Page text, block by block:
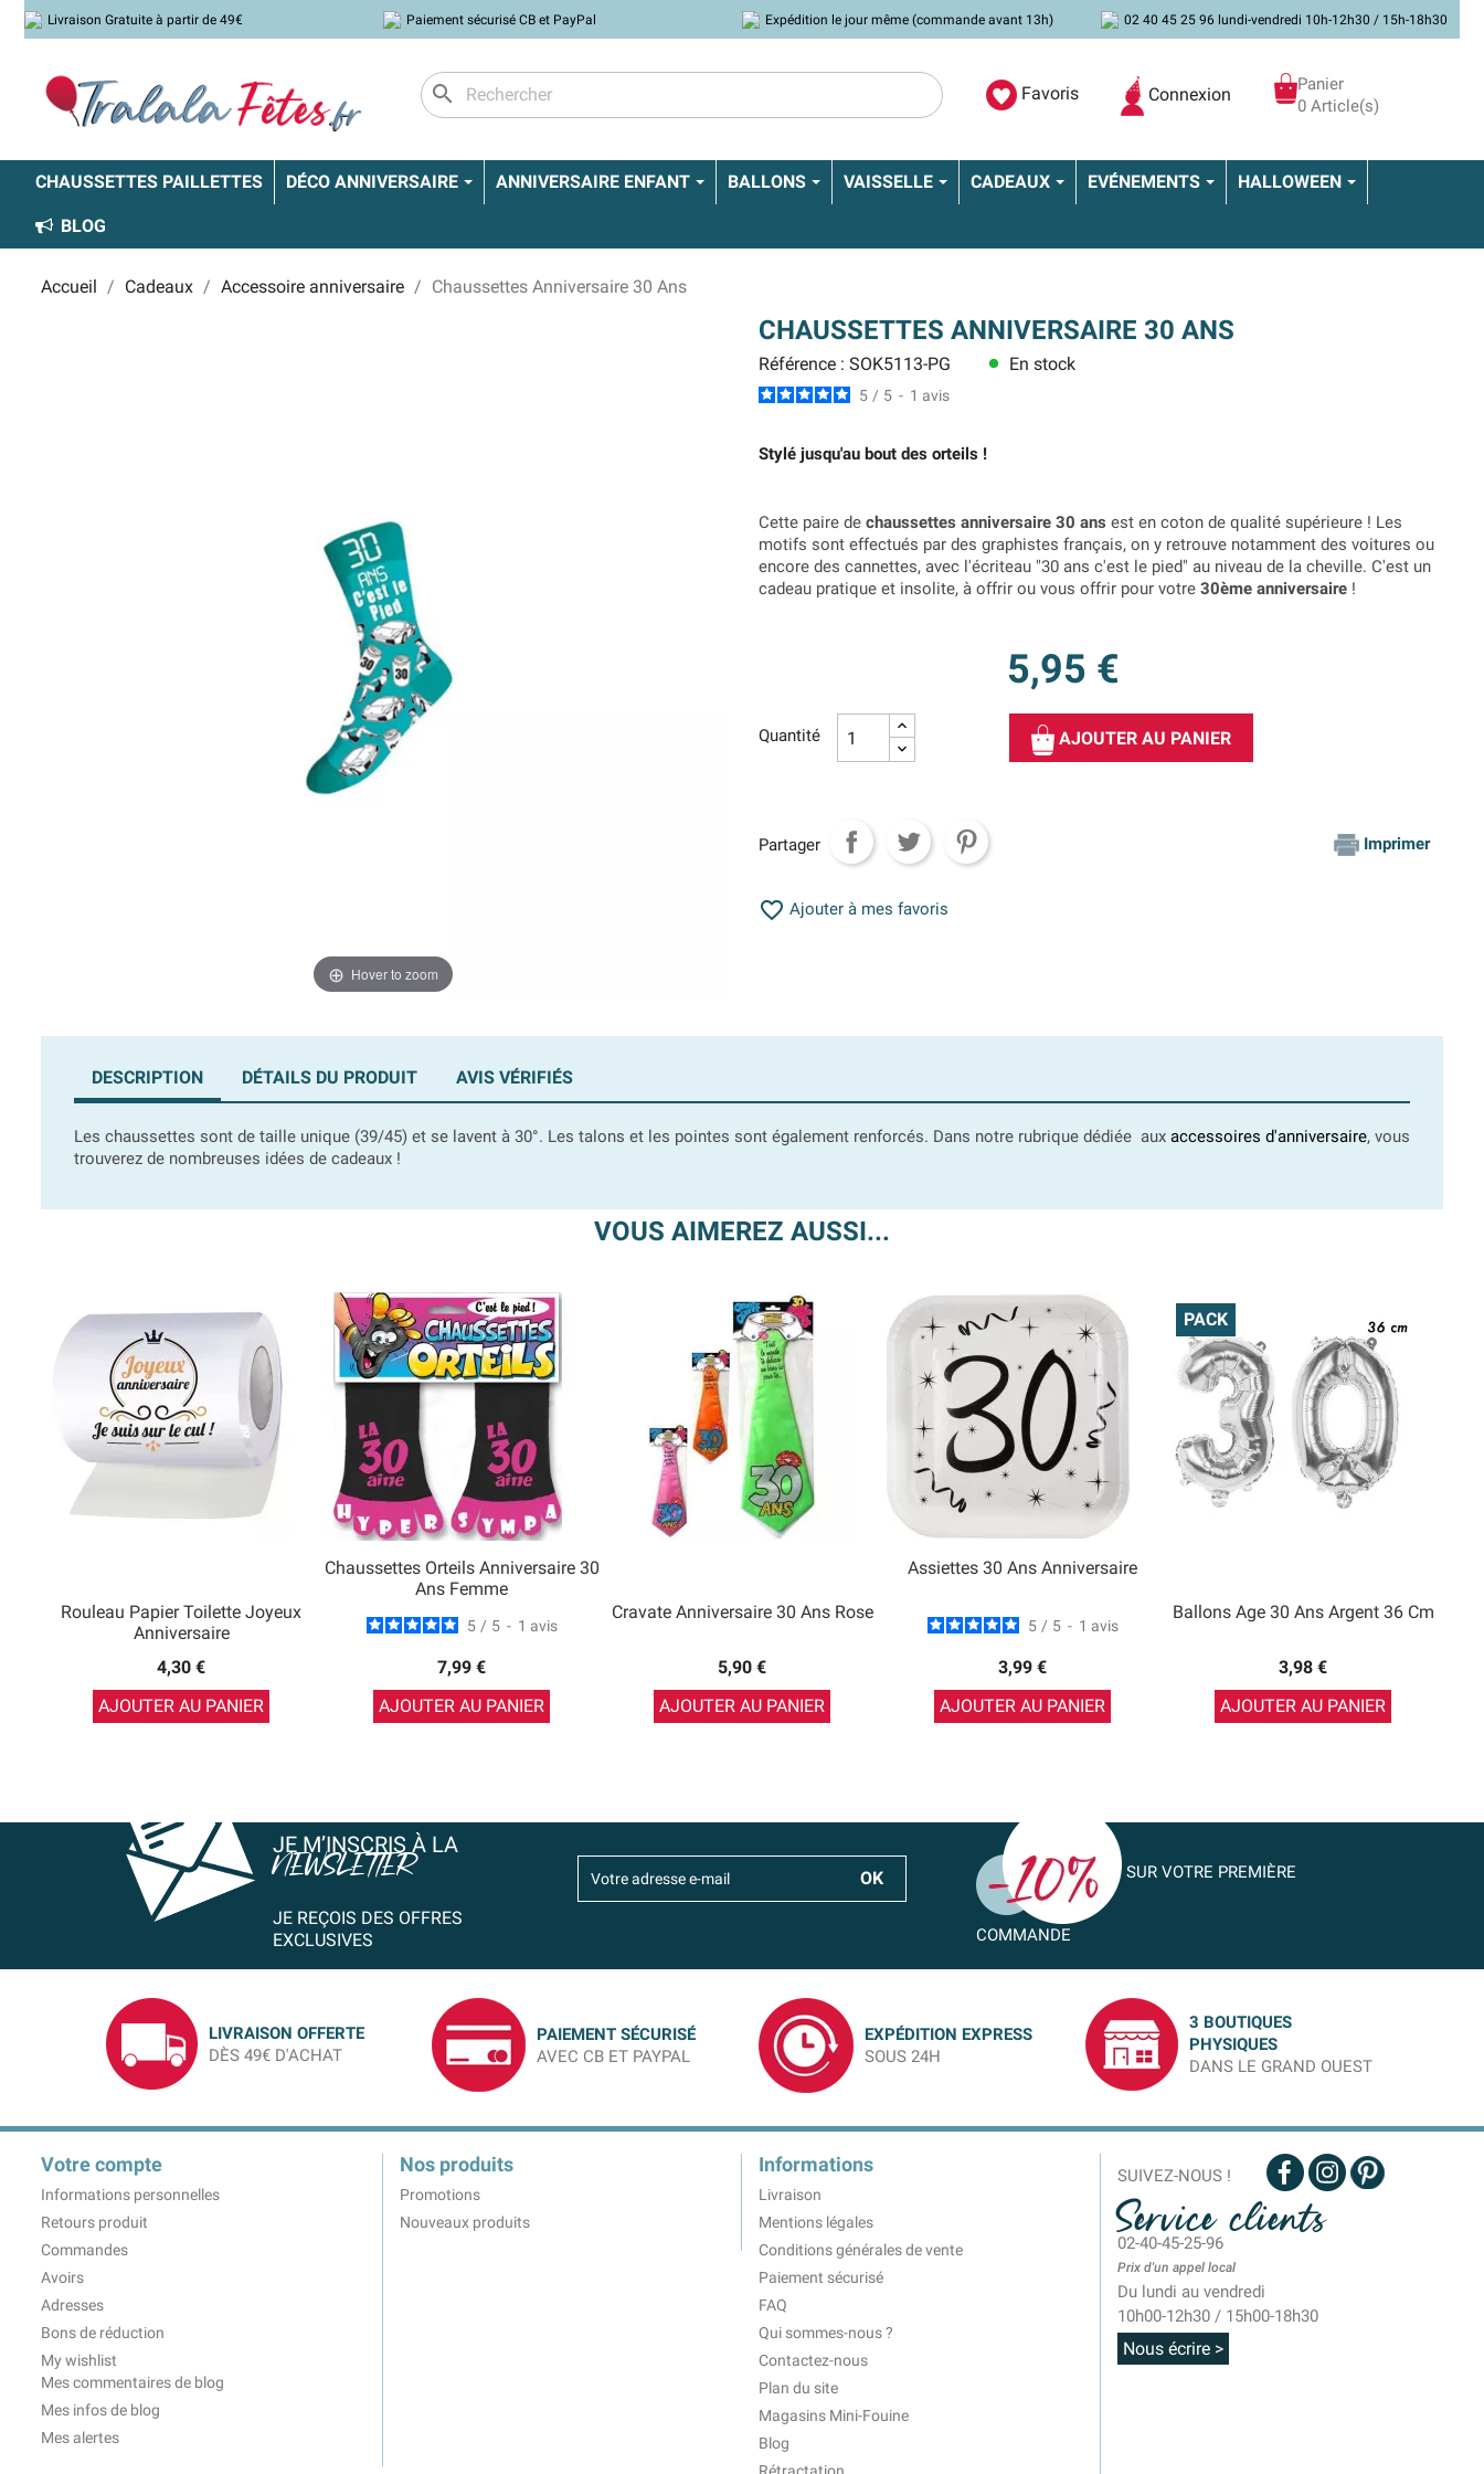
Livraison Gratuite à partir de 49€ Paiement sécurisé CB et PayPal Expédition le jour même (commande avant 13h) 02 40 45 25 96 lundi-vendredi 10h-12h30 / 15h-18h30
search Favoris Connexion
Panier
0 Article(s)
CHAUSSETTES PAILLETTES DÉCO ANNIVERSAIRE ANNIVERSAIRE ENFANT BALLONS VAISSELLE CADEAUX EVÉNEMENTS HALLOWEEN
BLOG
Accueil Cadeaux Accessoire anniversaire Chaussettes Anniversaire 30 Ans
Hover to zoom
CHAUSSETTES ANNIVERSAIRE 30 ANS
Référence : SOK5113-PG lens En stock
5 / 5 - 1 avis
Stylé jusqu'au bout des orteils !
Cette paire de chaussettes anniversaire 30 ans est en coton de qualité supérieure ! Les
motifs sont effectués par des graphistes français, on y retrouve notamment des voitures ou
encore des cannettes, avec l'écriteau "30 ans c'est le pied" au niveau de la cheville. C'est un
cadeau pratique et insolite, à offrir ou vous offrir pour votre 30ème anniversaire !
5,95 €
Quantité AJOUTER AU PANIER
Partager Imprimer
 Ajouter à mes favoris
DESCRIPTION DÉTAILS DU PRODUIT AVIS VÉRIFIÉS
Les chaussettes sont de taille unique (39/45) et se lavent à 30°. Les talons et les pointes sont également renforcés. Dans notre rubrique dédiée aux accessoires d'anniversaire, vous
trouverez de nombreuses idées de cadeaux !
VOUS AIMEREZ AUSSI...
Rouleau Papier Toilette Joyeux
Anniversaire
4,30 €
AJOUTER AU PANIER
Chaussettes Orteils Anniversaire 30
Ans Femme
5 / 5 - 1 avis
7,99 €
AJOUTER AU PANIER
Cravate Anniversaire 30 Ans Rose
5,90 €
AJOUTER AU PANIER
Assiettes 30 Ans Anniversaire
5 / 5 - 1 avis
3,99 €
AJOUTER AU PANIER
Ballons Age 30 Ans Argent 36 Cm
3,98 €
AJOUTER AU PANIER
PACK
JE M’INSCRIS À LA
NEWSLETTER
JE REÇOIS DES OFFRES
EXCLUSIVES
SUR VOTRE PREMIÈRE
COMMANDE
LIVRAISON OFFERTE
DÈS 49€ D'ACHAT
PAIEMENT SÉCURISÉ
AVEC CB ET PAYPAL
EXPÉDITION EXPRESS
SOUS 24H
3 BOUTIQUES
PHYSIQUES
DANS LE GRAND OUEST
Votre compte
Informations personnelles
Retours produit
Commandes
Avoirs
Adresses
Bons de réduction
My wishlist
Mes commentaires de blog
Mes infos de blog
Mes alertes
Nos produits
Promotions
Nouveaux produits
Informations
Livraison
Mentions légales
Conditions générales de vente
Paiement sécurisé
FAQ
Qui sommes-nous ?
Contactez-nous
Plan du site
Magasins Mini-Fouine
Blog
SUIVEZ-NOUS !
Service clients
02-40-45-25-96
Prix d'un appel local
Du lundi au vendredi
10h00-12h30 / 15h00-18h30
Nous écrire >